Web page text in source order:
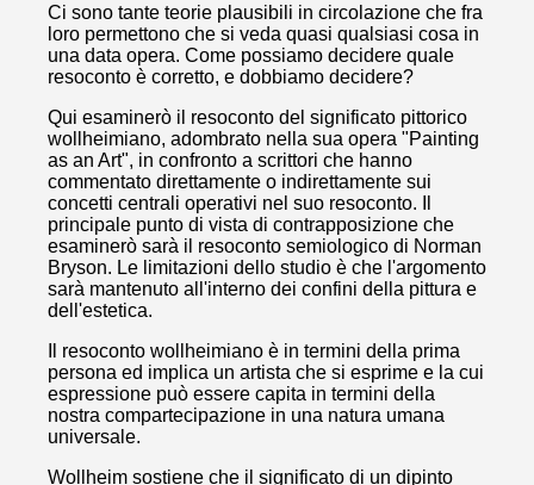
Ci sono tante teorie plausibili in circolazione che fra
loro permettono che si veda quasi qualsiasi cosa in
una data opera. Come possiamo decidere quale
resoconto è corretto, e dobbiamo decidere?
Qui esaminerò il resoconto del significato pittorico
wollheimiano, adombrato nella sua opera "Painting
as an Art", in confronto a scrittori che hanno
commentato direttamente o indirettamente sui
concetti centrali operativi nel suo resoconto. Il
principale punto di vista di contrapposizione che
esaminerò sarà il resoconto semiologico di Norman
Bryson. Le limitazioni dello studio è che l'argomento
sarà mantenuto all'interno dei confini della pittura e
dell'estetica.
Il resoconto wollheimiano è in termini della prima
persona ed implica un artista che si esprime e la cui
espressione può essere capita in termini della
nostra compartecipazione in una natura umana
universale.
Wollheim sostiene che il significato di un dipinto